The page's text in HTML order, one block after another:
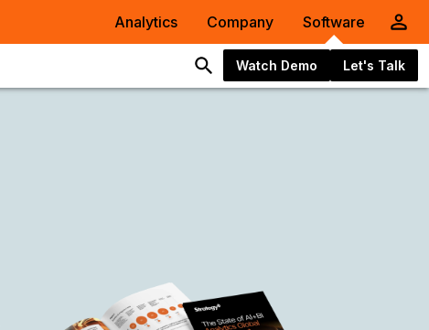
Analytics Company Software
Watch Demo Let's Talk